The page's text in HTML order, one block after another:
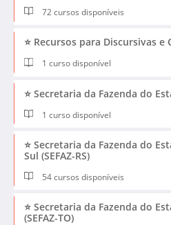
72 cursos disponíveis
⭐ Recursos para Discursivas e
1 curso disponível
⭐ Secretaria da Fazenda do
1 curso disponível
⭐ Secretaria da Fazenda do
Sul (SEFAZ-RS)
54 cursos disponíveis
⭐ Secretaria da Fazenda do
(SEFAZ-TO)